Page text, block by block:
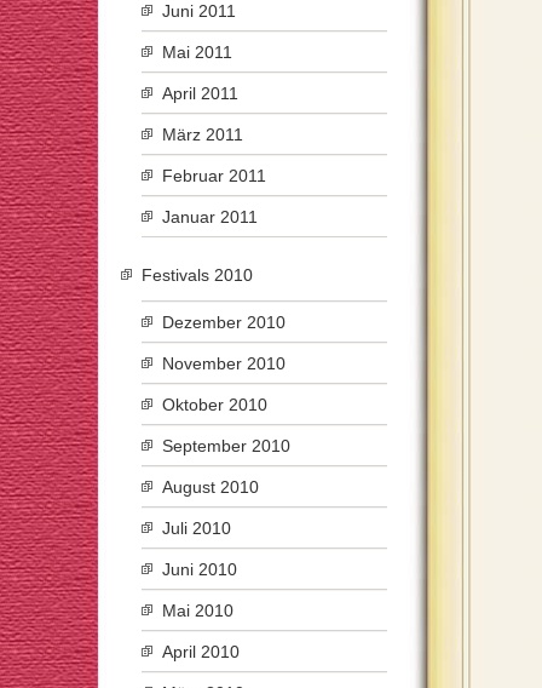
Juni 2011
Mai 2011
April 2011
März 2011
Februar 2011
Januar 2011
Festivals 2010
Dezember 2010
November 2010
Oktober 2010
September 2010
August 2010
Juli 2010
Juni 2010
Mai 2010
April 2010